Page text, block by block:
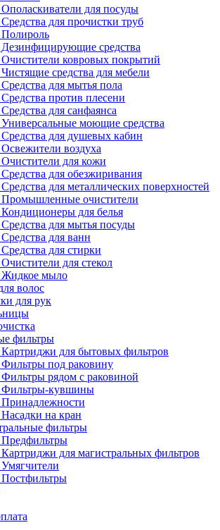
для посуды
для прочистки труб
средства
ковровых покрытий
средства для мебели
для мытья пола
против плесени
для санфаянса
моющие средства
для душевых кабин
воздуха
для кожи
для обезжиривания
для металлических поверхностей
очистители
для белья
для мытья посуды
для ванн
для стирки
для стекол
Жидкое мыло
волос
для рук
фильтры
для бытовых фильтров
под раковину
рядом с раковиной
Фильтры-кувшины
на кран
фильтры
для магистральных фильтров